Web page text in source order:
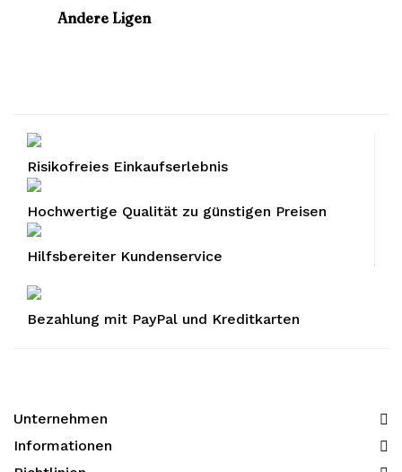
Andere Ligen
Risikofreies Einkaufserlebnis
Hochwertige Qualität zu günstigen Preisen
Hilfsbereiter Kundenservice
Bezahlung mit PayPal und Kreditkarten
Unternehmen
Informationen​